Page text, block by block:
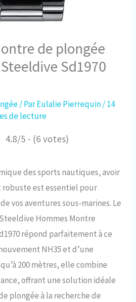
de plongée
Sd1970
/ ParEulalie Pierrequin/14
de lecture
4.8/5 - (6 votes)
des sports nautiques, avoir
est essentiel pour
vos aventures sous-marines. Le
Hommes Montre
répond parfaitement à ce
NH35 et d’une
200 mètres, elle combine
offrant une solution idéale
plongée à la recherche de